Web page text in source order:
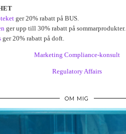
ger 20% rabatt på BUS.
ger upp till 30% rabatt på sommarprodukter.
ger 20% rabatt på doft.
Marketing Compliance-konsult
Regulatory Affairs
OM MIG